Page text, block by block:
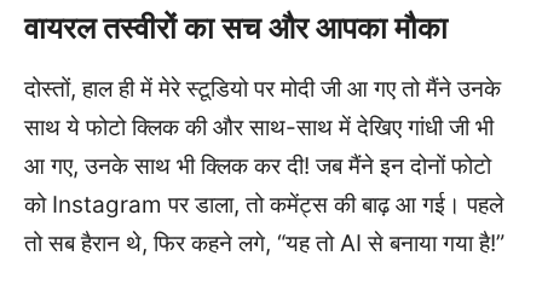
वायरल तस्वीरों का सच और आपका मौका
दोस्तों, हाल ही में मेरे स्टूडियो पर मोदी जी आ गए तो मैंने उनके
साथ ये फोटो क्लिक की और साथ-साथ में देखिए गांधी जी भी
आ गए, उनके साथ भी क्लिक कर दी! जब मैंने इन दोनों फोटो
को Instagram पर डाला, तो कमेंट्स की बाढ़ आ गई। पहले
तो सब हैरान थे, फिर कहने लगे, “यह तो AI से बनाया गया है!”